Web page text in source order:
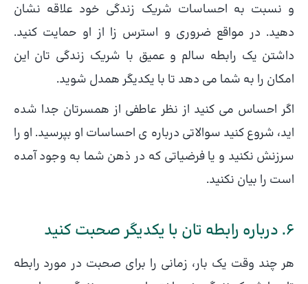
و نسبت به احساسات شریک زندگی خود علاقه نشان
دهید. در مواقع ضروری و استرس زا از او حمایت کنید.
داشتن یک رابطه سالم و عمیق با شریک زندگی تان این
امکان را به شما می دهد تا با یکدیگر همدل شوید.
اگر احساس می کنید از نظر عاطفی از همسرتان جدا شده
اید، شروع کنید سوالاتی درباره ی احساسات او بپرسید. او را
سرزنش نکنید و یا فرضیاتی که در ذهن شما به وجود آمده
است را بیان نکنید.
6. درباره رابطه تان با یکدیگر صحبت کنید
هر چند وقت یک بار، زمانی را برای صحبت در مورد رابطه